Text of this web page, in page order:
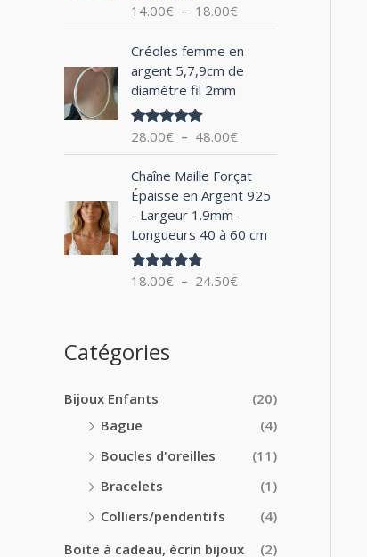
:
2
0
2
4
.
0
€
Note5.00
14.00€ – 18.00€d
e
p
r
:
1
4
0
Créoles femme en
argent 5,7,9cm de
diamètre fil 2mm
Note5.00
28.00€ – 48.00€
l
a
d
e
p
r
i
x
:
Chaîne Maille Forçat
Épaisse en Argent 925
- Largeur 1.9mm -
Longueurs 40 à 60 cm
Note5.00
18.00€ – 24.50€
l
a
e
Catégories
Bijoux Enfants
(20)
Bague
(4)
Boucles d'oreilles
(11)
Bracelets
(1)
Colliers/pendentifs
(4)
Boite à cadeau, écrin bijoux
(2)